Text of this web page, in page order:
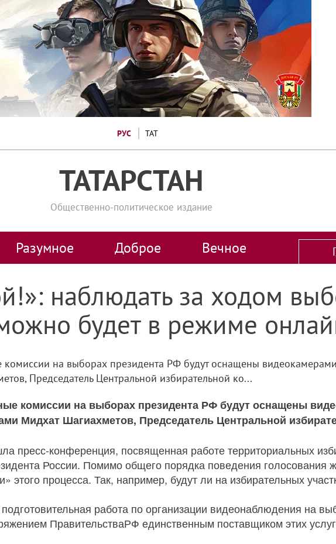
РУС ТАТ
ТАТАРСТАН
Общественно-политическое издание
Разумное Доброе Вечное
наблюдать за ходом
будет в режиме
комиссии на выборах президента РФ будут оснащены
Председатель Центральной избирательной ко...
комиссии на выборах президента РФ будут оснащены
Мидхат Шагиахметов, Председатель Центральной
пресс-конференция, посвященная работе территориальных
России. Помимо общего порядка поведения голосования
этого процесса. Так, например, будут ли на избирательных
работа по организации видеонаблюдения на
ПравительстваРФ единственным поставщиком этих